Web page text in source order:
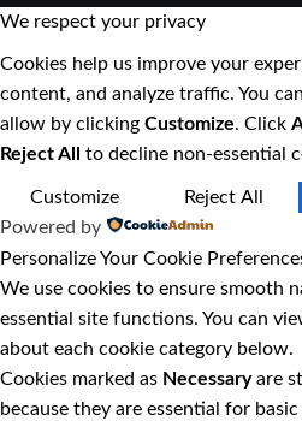
We respect your privacy
Cookies help us improve your
content, and analyze traffic. You
allow by clicking Customize. Click
Reject All
to decline non-essential
Customize Reject All
Powered by
Personalize Your Cookie
We use cookies to ensure smooth
essential site functions. You can
about each cookie category below.
Cookies marked as Necessaryare
because they are essential for